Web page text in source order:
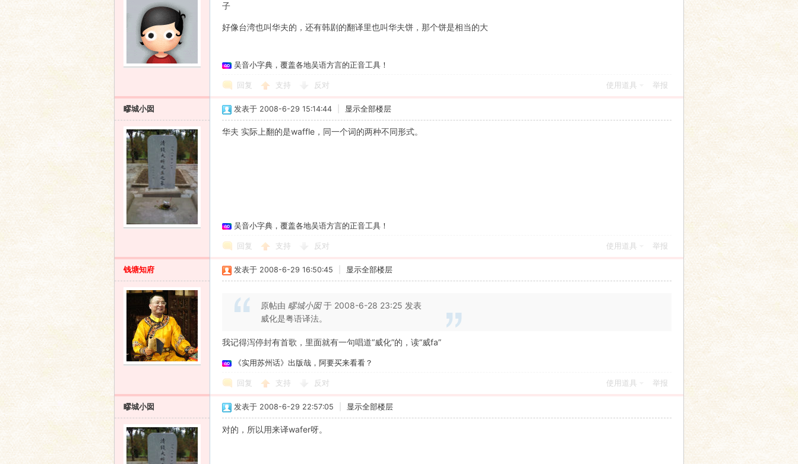
子
好像台湾也叫华夫的，还有韩剧的翻译里也叫华夫饼，那个饼是相当的大
吴音小字典，覆盖各地吴语方言的正音工具！
回复 支持 反对 使用道具 举报
疁城小囡 发表于 2008-6-29 15:14:44 显示全部楼层
华夫 实际上翻的是waffle，同一个词的两种不同形式。
吴音小字典，覆盖各地吴语方言的正音工具！
回复 支持 反对 使用道具 举报
钱塘知府 发表于 2008-6-29 16:50:45 显示全部楼层
原帖由 疁城小囡于 2008-6-28 23:25 发表
威化是粤语译法。
我记得泻停封有首歌，里面就有一句唱道“威化”的，读“威fa”
《实用苏州话》出版哉，阿要买来看看？
回复 支持 反对 使用道具 举报
疁城小囡 发表于 2008-6-29 22:57:05 显示全部楼层
对的，所以用来译wafer呀。